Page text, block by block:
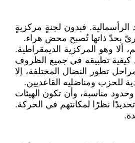
فبدون لجنةٍ مركزيةٍ
بحدّ ذاتها تُصبح محض هراء.
وهو المركزية الديمقراطية.
كيفية تطبيقه في جميع الظروف
تطور النضال المختلفة، إلا
للحزب ومناضليه القاعديين.
مناسبة، وأن تكون الهيئات
نظرًا لمكانتهم في الحركة.